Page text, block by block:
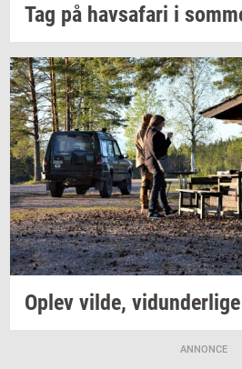
Tag på havs­a­fa­ri i
Oplev vilde, vi­dun­der­li­ge
ANNONCE